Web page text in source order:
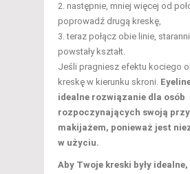
następnie, mniej więcej od
poprowadź drugą kreskę,
teraz połącz obie linie,
powstały kształt.
Jeśli pragniesz efektu kociego
kreskę w kierunku skroni.
idealne rozwiązanie dla osób
rozpoczynających swoją
makijażem, ponieważ jest
w użyciu.
Aby Twoje kreski były